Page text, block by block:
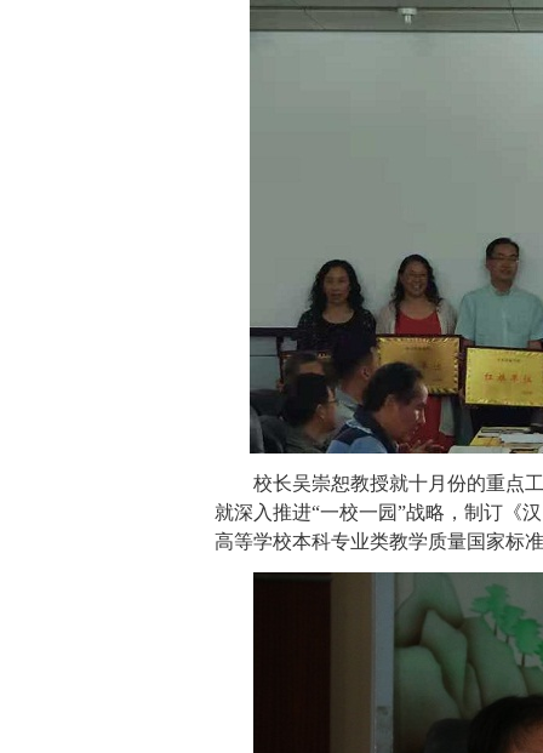
校长吴崇恕教授就十月份的重点
就深入推进“一校一园”战略，制订《
高等学校本科专业类教学质量国家标